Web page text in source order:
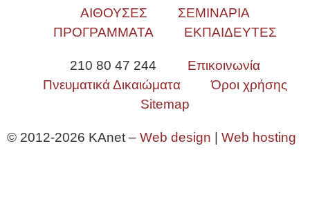
ΑΙΘΟΥΣΕΣ
ΣΕΜΙΝΑΡΙΑ
ΠΡΟΓΡΑΜΜΑΤΑ
ΕΚΠΑΙΔΕΥΤΕΣ
210 80 47 244
Επικοινωνία
Πνευματικά Δικαιώματα
Όροι χρήσης
Sitemap
© 2012-2026 KAnet – Web design | Web hosting